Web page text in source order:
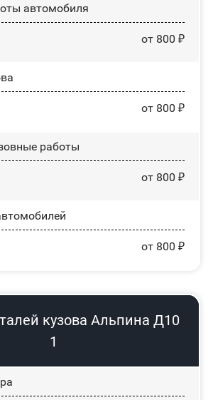
автомобиля
от 800 ₽
от 800 ₽
работы
от 800 ₽
от 800 ₽
кузова Альпина Д10
1